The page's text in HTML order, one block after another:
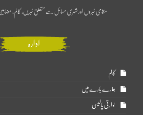
مقامی خبروں اور شہری مسائل سے متعلق خبریں، کالم،
ادارہ
کالم
ہمارے بارے میں
ادارتی پالیسی